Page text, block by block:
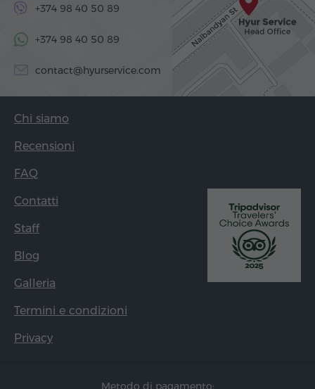
+374 98 40 50 89
+374 98 40 50 89
contact@hyurservice.com
Chi siamo
Recensioni
FAQ
Contatti
Staff
Blog
Galleria
Termini e condizioni
Privacy
Metodo di pagamento: